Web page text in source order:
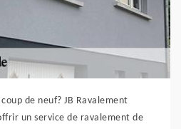
de neuf? JB Ravalement
un service de ravalement de